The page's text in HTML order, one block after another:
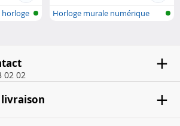
horloge
Horloge murale numérique
02 02
livraison